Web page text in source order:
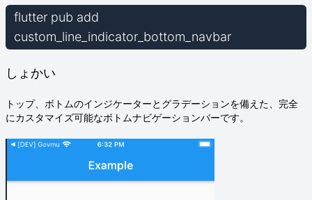
flutter pub add
custom_line_indicator_bottom_navbar
しょかい
トップ、ボトムのインジケーターとグラデーションを備えた、完全
にカスタマイズ可能なボトムナビゲーションバーです。